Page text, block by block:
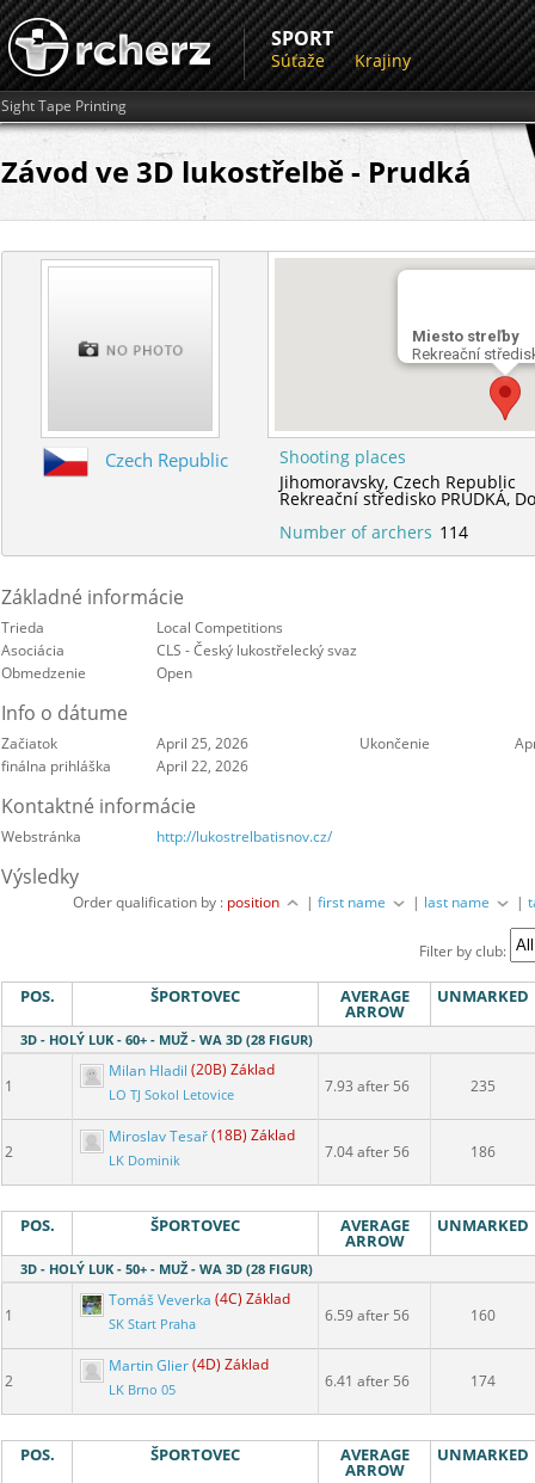
SPORT
Súťaže Krajiny
Sight Tape Printing
Závod ve 3D lukostřelbě - Prudká
Miesto streľby
Rekreační
Czech Republic
Shooting places
Jihomoravsky,Czech Republic
Rekreační středisko PRUDKÁ,
Number of archers 114
Základné informácie
Trieda
Local Competitions
Asociácia
CLS - Český lukostřelecký svaz
Obmedzenie
Open
Info o dátume
Začiatok April 25, 2026 Ukončenie
finálna prihláška
April 22, 2026
Kontaktné informácie
Webstránka http://lukostrelbatisnov.cz/
Výsledky
Order qualification by : position |first name | last name |
Filter by club:
POS. ŠPORTOVEC AVERAGE
ARROW
UNMARKED
3D - HOLÝ LUK - 60+ - MUŽ - WA 3D (28 FIGUR)
1
Milan Hladil (20B) Základ
LO TJ Sokol Letovice 7.93 after 56 235
2
Miroslav Tesař(18B) Základ
LK Dominik 7.04 after 56 186
POS. ŠPORTOVEC AVERAGE
ARROW
UNMARKED
3D - HOLÝ LUK - 50+ - MUŽ - WA 3D (28 FIGUR)
1
Tomáš Veverka (4C) Základ
SK Start Praha 6.59 after 56 160
2
Martin Glier(4D) Základ
LK Brno 05 6.41 after 56 174
POS. ŠPORTOVEC AVERAGE
ARROW
UNMARKED